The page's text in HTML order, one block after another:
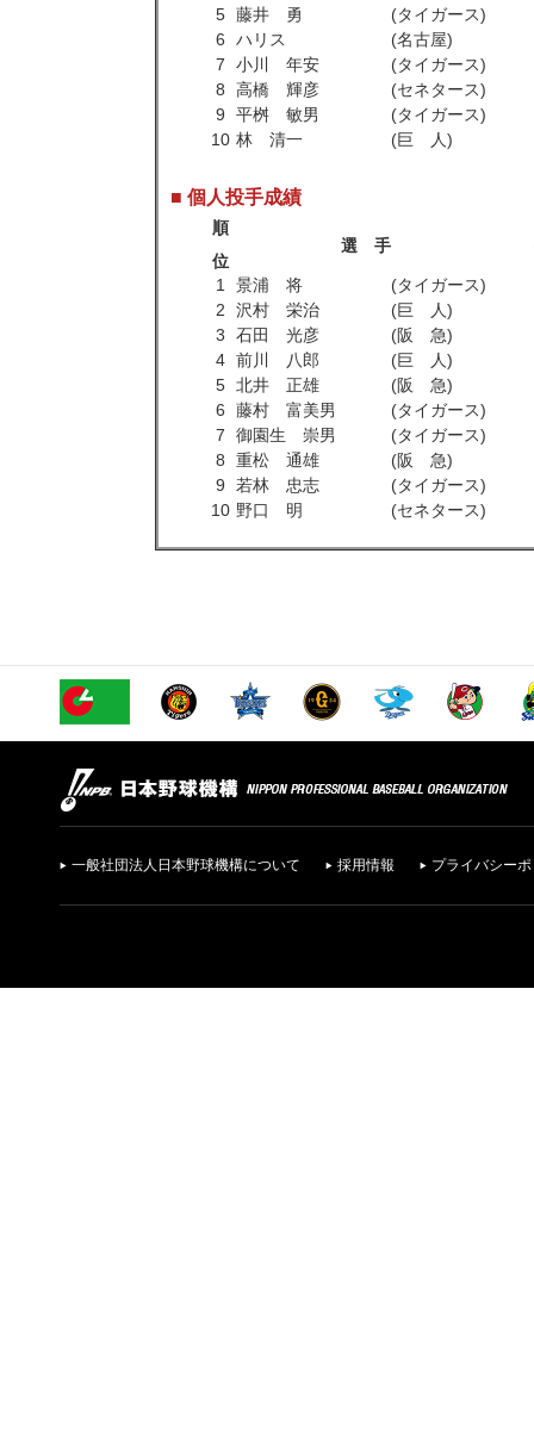
5 藤井 勇
(タイガース)
6
ハリス
(名古屋)
7
小川 年安
(タイガース)
8
高橋 輝彦
(セネタース)
9
平桝 敏男
(タイガース)
10 林 清一 (巨 人)
■ 個人投手成績
順
位
選 手
1 景浦 将
(タイガース)
2
沢村 栄治
(巨 人)
3
石田 光彦
(阪 急)
4 前川 八郎
(巨 人)
5 北井 正雄
(阪 急)
6
藤村 富美男
(タイガース)
7
御園生 崇男
(タイガース)
8
重松 通雄
(阪 急)
9
若林 忠志
(タイガース)
10 野口 明 (セネタース)
一般社団法人日本野球機構について 採用情報 プライバシー